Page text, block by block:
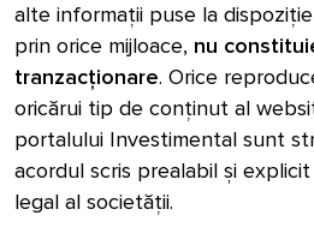
alte informații puse la
prin orice mijloace, nu
tranzacționare. Orice
oricărui tip de conținut al
portalului Investimental sunt
acordul scris prealabil și
legal al societății.